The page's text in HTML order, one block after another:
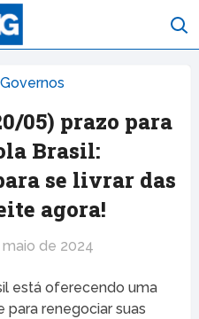
05) prazo para
Brasil:
se livrar das
agora!
maio de 2024
está oferecendo uma
para renegociar suas